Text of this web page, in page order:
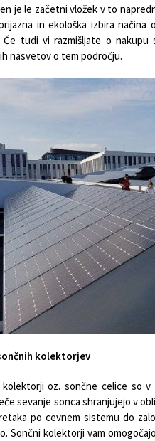
je le začetni vložek v to
in ekološka izbira
Če tudi vi razmišljate o nakupu
nasvetov o tem področju.
kolektorjev
kolektorji oz. sončne celice so
sevanje sonca shranjujejo v
po cevnem sistemu do
Sončni kolektorji vam